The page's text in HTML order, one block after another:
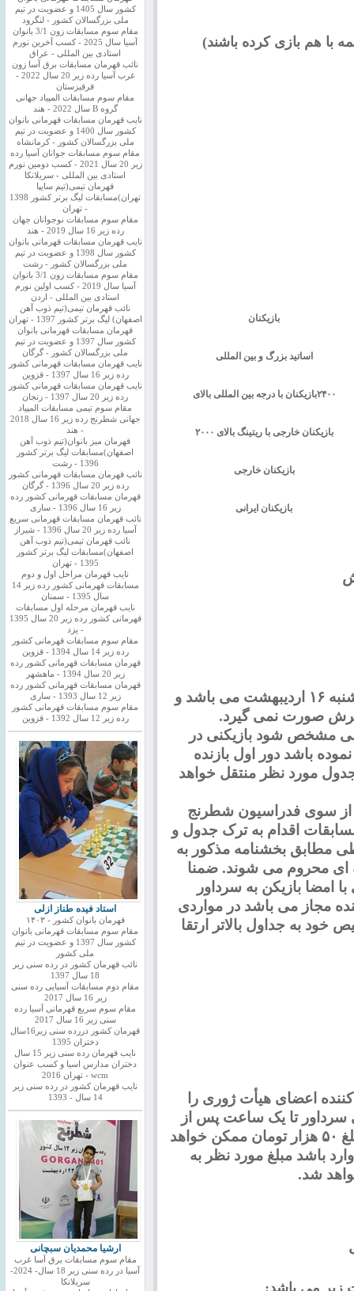
بازیکنان
اساتید بزرگ و بین المللی
۲۴۰۰بازیکنان با درجه بین المللی بالای
بازیکنان خارجی با ریتینگ بالای ۲۰۰۰
بازیکنان خارجی
بازیکنان ایرانی
آخرین مهلت ثبت نام ساعت ۲۴ روز چهارشنبه ۱۶ اردیبهشت می باشد و
صورت نمی گیرد.
کشی مشخص شود بازیکنی در
باشد دور اول بازنده
مورد نظر منتقل خواهد
شده از سوی فدراسیون شطرنج
اقدام به ترک جدول و
مطابق بخشنامه مذکور به
ای محروم می شوند. ضمنا
امضا بازیکن به سرداور
۳- برگزار کننده مجاز می باشد در مواردی
خود به جداول بالاتر ارتقا
اعضای هیأت ژوری را
سرداور تا یک ساعت پس از
پایان آن دور به صورت کتبی و با پرداخت مبلغ ۵۰ هزار تومان ممکن خواهد
باشد مبلغ مورد نظر به
شد.
زیر می باشد:
کشور سال 1405 و عضویت در تیم
ملی بزرگسالان کشور - لنگرود
مقام سوم مسابقات زون 3/1 بانوان
آسیا سال 2025 - کسب آخرین نورم
استادی بین المللی - عراق
نائب قهرمان مسابقات برق آسا زون
غرب آسیا رده زیر 20 سال 2022 -
قرقیزستان
مقام سوم مسابقات المپیاد جهانی
گروه B سال 2022 - هند
نایب قهرمان مسابقات قهرمانی بانوان
کشور سال 1400 و عضویت در تیم
ملی بزرگسالان کشور - کرمانشاه
مقام سوم مسابقات جوانان آسیا رده
زیر 20 سال 2021 - کسب دومین نورم
استادی بین المللی - سریلانکا
قهرمان تیمی(تیم سایپا
تهران)مسابقات لیگ برتر کشور 1398
- تهران
مقام سوم مسابقات نوجوانان جهان
رده زیر 16 سال 2019 - هند
نایب قهرمان مسابقات قهرمانی بانوان
کشور سال 1398 و عضویت در تیم
ملی بزرگسالان کشور - رشت
مقام سوم مسابقات زون 3/1 بانوان
آسیا سال 2019 - کسب اولین نورم
استادی بین المللی - اردن
نائب قهرمان تیمی(تیم ذوب آهن
اصفهان) لیگ برتر کشور 1397 - تهران
قهرمان مسابقات قهرمانی بانوان
کشور سال 1397 و عضویت در تیم
ملی بزرگسالان کشور - گرگان
نایب قهرمان مسابقات قهرمانی کشور
رده زیر 16 سال 1397 - قزوین
نایب قهرمان مسابقات قهرمانی کشور
رده زیر 20 سال 1397 - زنجان
مقام سوم تیمی مسابقات المپیاد
جهانی شطرنج رده زیر 16 سال 2018
- هند
قهرمان میز بانوان(تیم ذوب آهن
اصفهان)مسابقات لیگ برتر کشور
1396 - رشت
نائب قهرمان مسابقات قهرمانی کشور
رده زیر 20 سال 1396 - گرگان
قهرمان مسابقات قهرمانی کشور رده
زیر 16 سال 1396 - ساری
نائب قهرمان مسابقات قهرمانی سریع
آسیا رده زیر 20 سال 1396 - شیراز
نائب قهرمان تیمی(تیم ذوب آهن
اصفهان)مسابقات لیگ برتر کشور
1395 - تهران
نایب قهرمان مراحل اول و دوم
مسابقات قهرمانی کشور رده زیر 14
سال 1395 - سمنان
نایب قهرمان مرحله اول مسابقات
قهرمانی کشور رده زیر 20 سال 1395
- یزد
مقام سوم مسابقات قهرمانی کشور
رده زیر 14 سال 1394 - قزوین
قهرمان مسابقات قهرمانی کشور رده
زیر 20 سال 1394 - ماهشهر
قهرمان مسابقات قهرمانی کشور رده
زیر 12 سال 1393 - ساری
مقام سوم مسابقات قهرمانی کشور
رده زیر 12 سال 1392 - قزوین
استاد فیده طناز ازلی
قهرمان بانوان کشور - ۱۴۰۳
مقام سوم مسابقات قهرمانی بانوان
کشور سال 1397 و عضویت در تیم
ملی کشور
نائب قهرمان کشور در رده سنی زیر
18 سال 1397
مقام دوم مسابقات آسیایی رده سنی
زیر 16 سال 2017
مقام سوم سریع قهرمانی آسیا رده
سنی زیر 16 سال 2017
قهرمان کشور دررده سنی زیر16سال
دختران 1395
نایب قهرمان رده سنی زیر 15 سال
دختران مدارس اسیا و کسب عنوان
wcm - تهران 2016
نایب قهرمان کشور در رده سنی زیر
14 سال - 1393
ارشیا محمدیان سبچانی
مقام سوم مسابقات برق آسا غرب
آسیا در رده سنی زیر 18 سال- 2024-
سریلانکا